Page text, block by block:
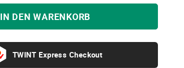
IN DEN WARENKORB
Express Checkout